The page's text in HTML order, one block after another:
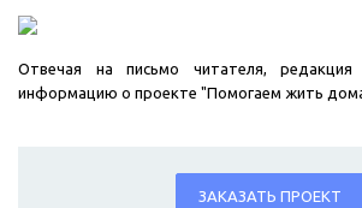
Отвечая на письмо читателя, редакция
информацию о проекте "Помогаем жить
ЗАКАЗАТЬ ПРОЕКТ